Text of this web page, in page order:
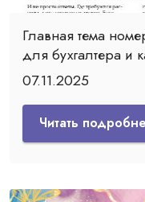
Главная тема
для бухгалтера и
07.11.2025
Читать